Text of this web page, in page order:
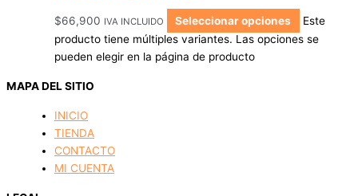
$66,900 IVA INCLUIDO Seleccionar opciones
Este
producto tiene múltiples variantes. Las opciones se
pueden elegir en la página de producto
MAPA DEL SITIO
INICIO
TIENDA
CONTACTO
MI CUENTA